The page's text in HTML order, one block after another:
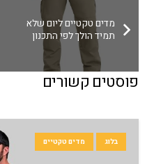
מדים טקטיים ליום שלא
תמיד הולך לפי התכנון
פוסטים קשורים
בלוג מדים טקטיים